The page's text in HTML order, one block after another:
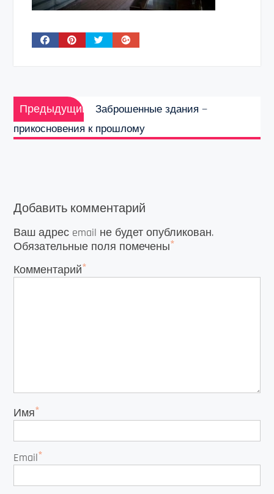
Навигация
по
записям
Предыдущий
Предыдущая
запись:
Заброшенные здания —
прикосновения к прошлому
Добавить комментарий
Ваш адрес email не будет опубликован.
Обязательные поля помечены*
Комментарий*
Имя*
Email*